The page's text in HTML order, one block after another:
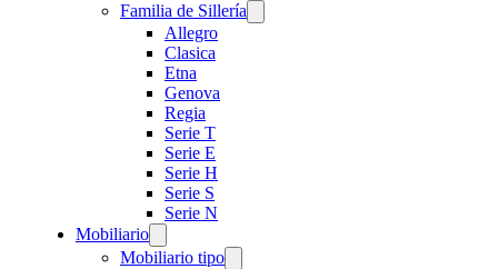
Familia de Sillería
Allegro
Clasica
Etna
Genova
Regia
Serie T
Serie E
Serie H
Serie S
Serie N
Mobiliario
Mobiliario tipo